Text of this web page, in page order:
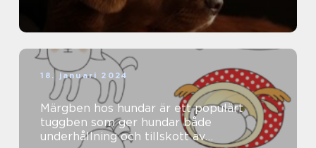
18. januari 2024
Märgben hos hundar är ett populärt
tuggben som ger hundar både
underhållning och tillskott av